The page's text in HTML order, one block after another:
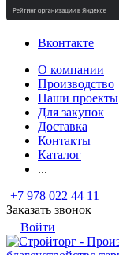
Вконтакте
О компании
Производство
Наши проекты
Для закупок
Доставка
Контакты
Каталог
...
+7 978 022 44 11
Заказать звонок
Войти